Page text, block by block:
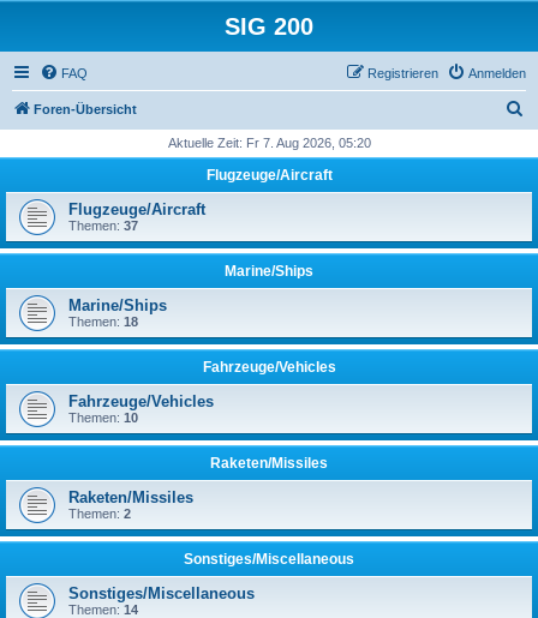
SIG 200
FAQ Anmelden
Registrieren
Foren-Übersicht
h
Aktuelle Zeit: Fr 7. Aug 2026, 05:20
Flugzeuge/Aircraft
Flugzeuge/Aircraft
Themen: 37
Marine/Ships
Marine/Ships
Themen: 18
Fahrzeuge/Vehicles
Fahrzeuge/Vehicles
Themen: 10
Raketen/Missiles
Raketen/Missiles
Themen: 2
Sonstiges/Miscellaneous
Sonstiges/Miscellaneous
Themen: 14